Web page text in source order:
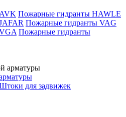
Пожарные гидранты HAWLE
Пожарные гидранты VAG
Пожарные гидранты
для задвижек